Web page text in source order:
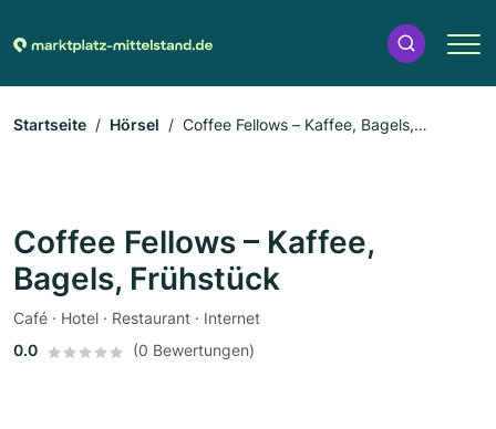
Startseite Hörsel
Coffee Fellows – Kaffee, Bagels,
Coffee Fellows – Kaffee,
Bagels, Frühstück
Café · Hotel · Restaurant · Internet
0.0
(0 Bewertungen)